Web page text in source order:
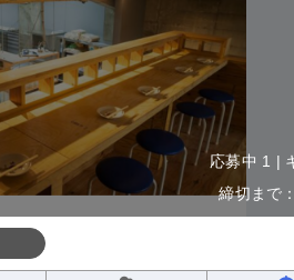
応募中 1 |
締切まで